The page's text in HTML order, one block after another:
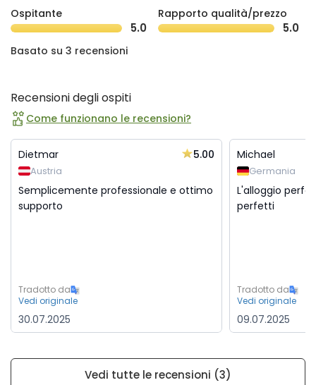
Ospitante
5.0
Rapporto qualità/prezzo
5.0
Basato su 3 recensioni
Recensioni degli ospiti
Come funzionano le recensioni?
Dietmar 5.00
Austria
Semplicemente professionale e ottimo
supporto
Tradotto da
Vedi originale
30.07.2025
Michael
Germania
L'alloggio
perfetti
Tradotto da
Vedi originale
09.07.2025
Vedi tutte le recensioni (3)